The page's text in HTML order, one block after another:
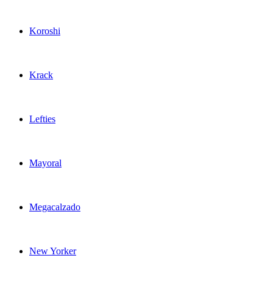
Koroshi
Krack
Lefties
Mayoral
Megacalzado
New Yorker